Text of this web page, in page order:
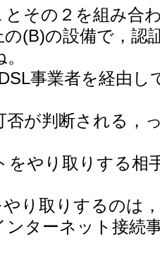
とその２を組み合
(B)の設備で，認
事業者を経由
否が判断される，
をやり取りする相
り取りするのは，
ンターネット接続